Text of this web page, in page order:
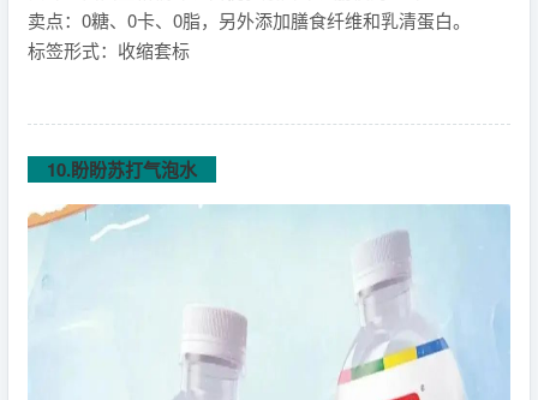
卖点：0糖、0卡、0脂，另外添加膳食纤维和乳清蛋白。
标签形式：收缩套标
10.盼盼苏打气泡水